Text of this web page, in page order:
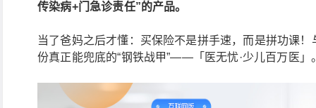
传染病+门急诊责任”的产品。
当了爸妈之后才懂：买保险不是拼手速，而是拼功课
份真正能兜底的“钢铁战甲”——「医无忧·少儿百万医」